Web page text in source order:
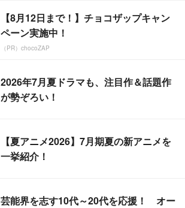
【8月12日まで！】チョコザップキャン
ペーン実施中！
（PR）chocoZAP
2026年7月夏ドラマも、注目作＆話題作
が勢ぞろい！
【夏アニメ2026】7月期夏の新アニメを
一挙紹介！
芸能界を志す10代～20代を応援！ オー